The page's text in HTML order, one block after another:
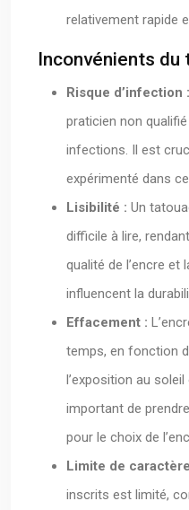
relativement rapide
Inconvénients du
Risque d’infection :
praticien non
infections. Il est
expérimenté dans
Lisibilité : Un
difficile à lire,
qualité de l’encre et
influencent la
Effacement :
temps, en fonction
l’exposition au
important de
pour le choix de
Limite de
inscrits est limité,